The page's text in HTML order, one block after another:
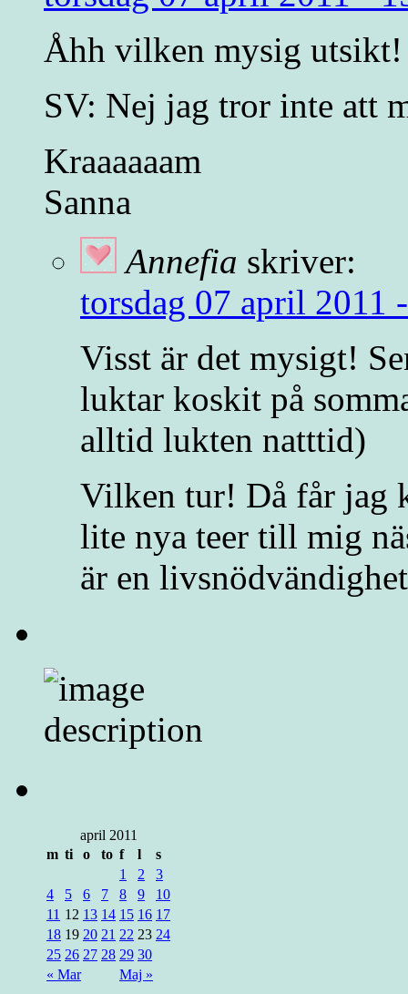
Åhh vilken mysig
SV: Nej jag tror inte att
Kraaaaaam
Sanna
Annefia skriver:
torsdag 07 april 2011
Visst är det mysigt!
luktar koskit på
alltid lukten natttid)
Vilken tur! Då får jag
lite nya teer till mig
är en
april 2011
m ti o to f l s
« Mar Maj »
1 2
3
4
5 6 7 8 9
10
11 12 13 14 15 16 17
18 19 20 21 22 23 24
25 26 27 28 29 30